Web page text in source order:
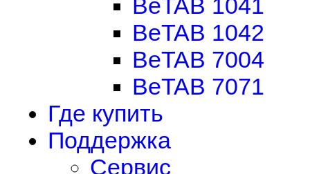
BeTAB 1041
BeTAB 1042
BeTAB 7004
BeTAB 7071
Где купить
Поддержка
Сервис